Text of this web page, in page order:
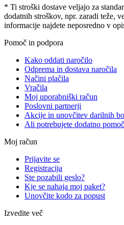
* Ti stroški dostave veljajo za
dodatnih stroškov, npr. zaradi teže,
informacije najdete neposredno v
Pomoč in podpora
Kako oddati naročilo
Odprema in dostava naročila
Načini plačila
Vračila
Moj uporabniški račun
Poslovni partnerji
Akcije in unovčitev darilnih
Ali potrebujete dodatno
Moj račun
Prijavite se
Registracija
Ste pozabili geslo?
Kje se nahaja moj paket?
Unovčite kodo za popust
Izvedite več